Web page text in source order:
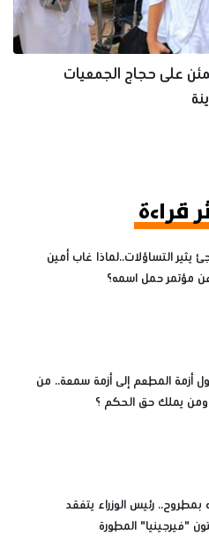
على حجاج الجمعيات
قراءة
يثير التساؤلات..لماذا غاب أمين
عن مؤتمر حمل اسمه؟
أزمة المطعم إلى أزمة سمعة.. من
ومن يملك حق الحكم ؟
بمطروح.. رئيس الوزراء يتفقد
"فيرجينيا" المطورة